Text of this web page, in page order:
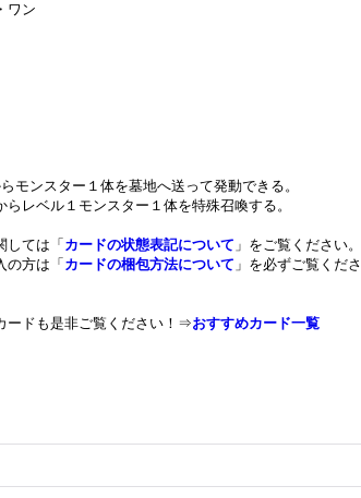
ワン
らモンスター１体を墓地へ送って発動できる。
らレベル１モンスター１体を特殊召喚する。
ては「 カードの状態表記について 」をご覧ください。
方は「 カードの梱包方法について 」を必ずご覧くださ
ードも是非ご覧ください！⇒おすすめカード一覧